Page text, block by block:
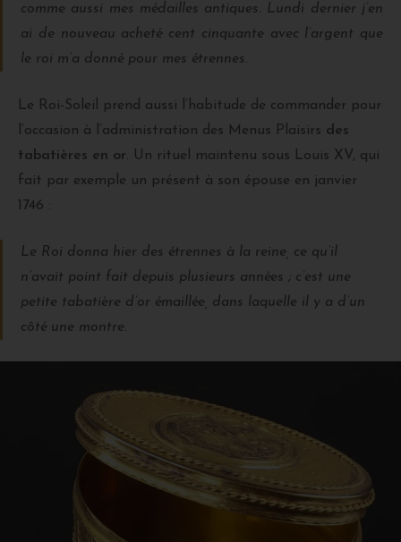
comme aussi mes médailles antiques. Lundi dernier j’en
ai de nouveau acheté cent cinquante avec l’argent que
le roi m’a donné pour mes étrennes.
Le Roi-Soleil prend aussi l’habitude de commander pour
l’occasion à l’administration des Menus Plaisirs des
tabatières en or. Un rituel maintenu sous Louis XV, qui
fait par exemple un présent à son épouse en janvier
1746 :
Le Roi donna hier des étrennes à la reine, ce qu’il
n’avait point fait depuis plusieurs années ; c’est une
petite tabatière d’or émaillée, dans laquelle il y a d’un
côté une montre.